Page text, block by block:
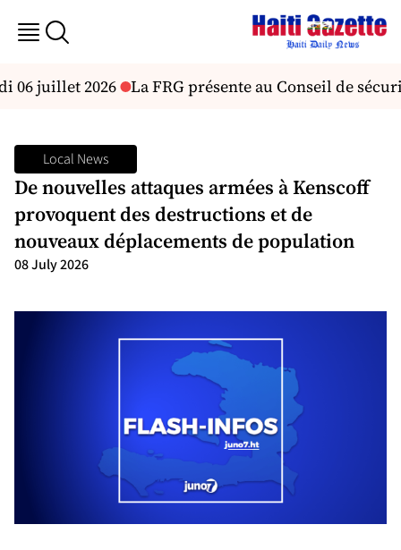
06 juillet 2026 La FRG présente au Conseil de
Local News
De nouvelles attaques armées à Kenscoff
provoquent des destructions et de
nouveaux déplacements de population
08 July 2026